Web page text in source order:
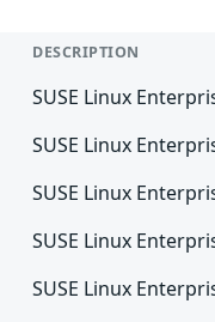
DESCRIPTION
SUSE Linux
SUSE Linux
SUSE Linux
SUSE Linux
SUSE Linux